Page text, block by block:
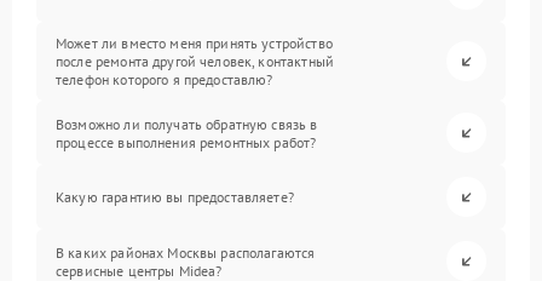
Может ли вместо меня принять устройство
после ремонта другой человек, контактный
телефон которого я предоставлю?
Возможно ли получать обратную связь в
процессе выполнения ремонтных работ?
Какую гарантию вы предоставляете?
В каких районах Москвы располагаются
сервисные центры Midea?